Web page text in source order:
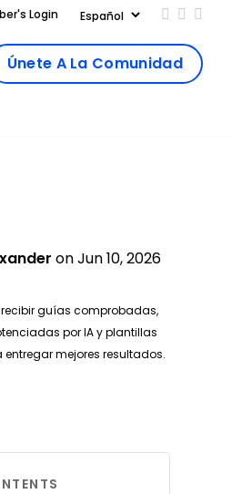
Login Add us
Follow
Únete A La Comunidad
on Jun 10, 2026
guías comprobadas,
por IA y plantillas
mejores resultados.
new window